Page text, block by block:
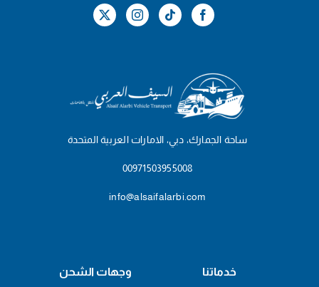
ساحة الجمارك، دبي، الامارات العربية المتحدة
00971503955008
info@alsaifalarbi.com
خدماتنا وجهات الشحن